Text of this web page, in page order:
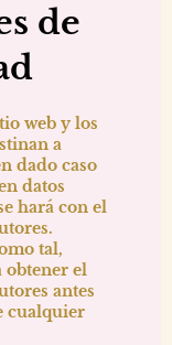
de
web y los
a
dado caso
datos
hará con el
tal,
obtener el
antes
cualquier